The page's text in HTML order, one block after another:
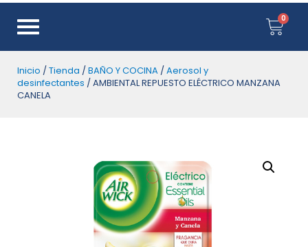
Inicio /Tienda /BAÑO Y COCINA /Aerosol y
desinfectantes / AMBIENTAL REPUESTO ELÉCTRICO MANZANA
CANELA